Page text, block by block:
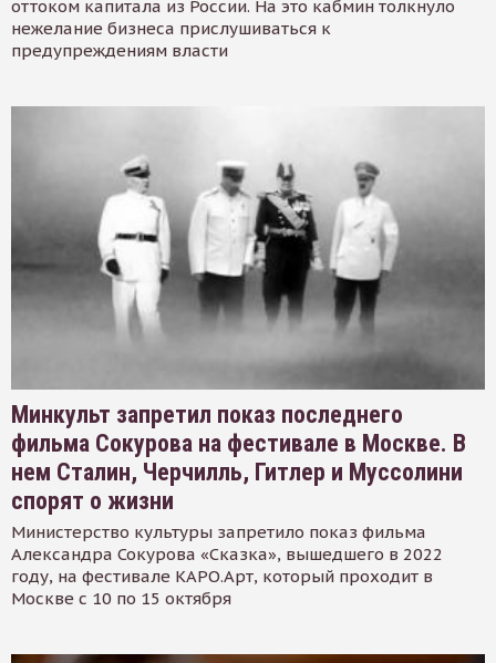
оттоком капитала из России. На это кабмин толкнуло
нежелание бизнеса прислушиваться к
предупреждениям власти
Минкульт запретил показ последнего
фильма Сокурова на фестивале в Москве. В
нем Сталин, Черчилль, Гитлер и Муссолини
спорят о жизни
Министерство культуры запретило показ фильма
Александра Сокурова «Сказка», вышедшего в 2022
году, на фестивале КАРО.Арт, который проходит в
Москве с 10 по 15 октября